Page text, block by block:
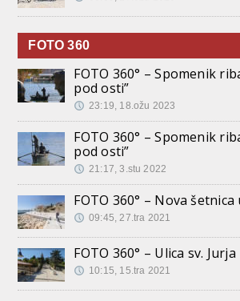
FOTO 360
FOTO 360° – Spomenik
pod osti”
23:19, 18.ožu 2023
FOTO 360° – Spomenik
pod osti”
21:17, 3.stu 2022
FOTO 360° – Nova
09:45, 27.tra 2021
FOTO 360° – Ulica sv. Jurja
10:15, 15.tra 2021